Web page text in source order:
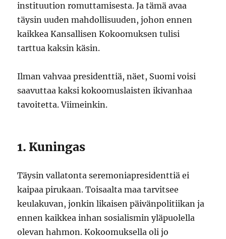
instituution romuttamisesta. Ja tämä avaa
täysin uuden mahdollisuuden, johon ennen
kaikkea Kansallisen Kokoomuksen tulisi
tarttua kaksin käsin.
Ilman vahvaa presidenttiä, näet, Suomi voisi
saavuttaa kaksi kokoomuslaisten ikivanhaa
tavoitetta. Viimeinkin.
1. Kuningas
Täysin vallatonta seremoniapresidenttiä ei
kaipaa pirukaan. Toisaalta maa tarvitsee
keulakuvan, jonkin likaisen päivänpolitiikan ja
ennen kaikkea inhan sosialismin yläpuolella
olevan hahmon. Kokoomuksella oli jo